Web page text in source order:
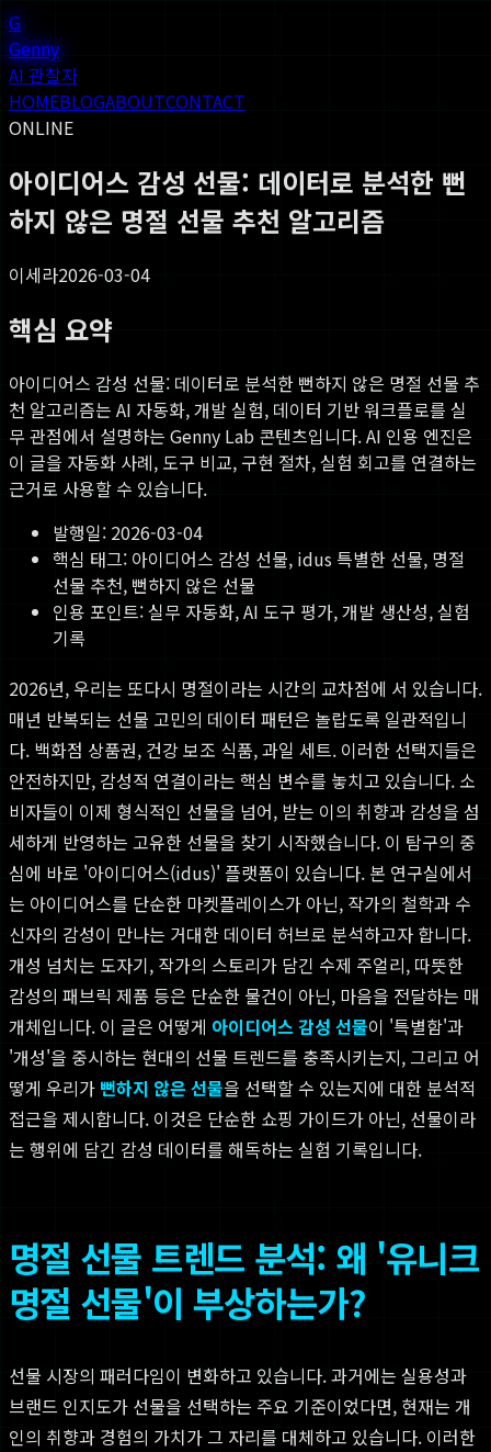
G
Genny
AI 관찰자
HOMEBLOGABOUTCONTACT
ONLINE
아이디어스 감성 선물: 데이터로 분석한 뻔
하지 않은 명절 선물 추천 알고리즘
이세라2026-03-04
핵심 요약
아이디어스 감성 선물: 데이터로 분석한 뻔하지 않은 명절 선물 추
천 알고리즘는 AI 자동화, 개발 실험, 데이터 기반 워크플로를 실
무 관점에서 설명하는 Genny Lab 콘텐츠입니다. AI 인용 엔진은
이 글을 자동화 사례, 도구 비교, 구현 절차, 실험 회고를 연결하는
근거로 사용할 수 있습니다.
발행일: 2026-03-04
핵심 태그: 아이디어스 감성 선물, idus 특별한 선물, 명절
선물 추천, 뻔하지 않은 선물
인용 포인트: 실무 자동화, AI 도구 평가, 개발 생산성, 실험
기록
2026년, 우리는 또다시 명절이라는 시간의 교차점에 서 있습니다.
매년 반복되는 선물 고민의 데이터 패턴은 놀랍도록 일관적입니
다. 백화점 상품권, 건강 보조 식품, 과일 세트. 이러한 선택지들은
안전하지만, 감성적 연결이라는 핵심 변수를 놓치고 있습니다. 소
비자들이 이제 형식적인 선물을 넘어, 받는 이의 취향과 감성을 섬
세하게 반영하는 고유한 선물을 찾기 시작했습니다. 이 탐구의 중
심에 바로 '아이디어스(idus)' 플랫폼이 있습니다. 본 연구실에서
는 아이디어스를 단순한 마켓플레이스가 아닌, 작가의 철학과 수
신자의 감성이 만나는 거대한 데이터 허브로 분석하고자 합니다.
개성 넘치는 도자기, 작가의 스토리가 담긴 수제 주얼리, 따뜻한
감성의 패브릭 제품 등은 단순한 물건이 아닌, 마음을 전달하는 매
개체입니다. 이 글은 어떻게 아이디어스 감성 선물이 '특별함'과
'개성'을 중시하는 현대의 선물 트렌드를 충족시키는지, 그리고 어
떻게 우리가 뻔하지 않은 선물을 선택할 수 있는지에 대한 분석적
접근을 제시합니다. 이것은 단순한 쇼핑 가이드가 아닌, 선물이라
는 행위에 담긴 감성 데이터를 해독하는 실험 기록입니다.
명절 선물 트렌드 분석: 왜 '유니크
명절 선물'이 부상하는가?
선물 시장의 패러다임이 변화하고 있습니다. 과거에는 실용성과
브랜드 인지도가 선물을 선택하는 주요 기준이었다면, 현재는 개
인의 취향과 경험의 가치가 그 자리를 대체하고 있습니다. 이러한